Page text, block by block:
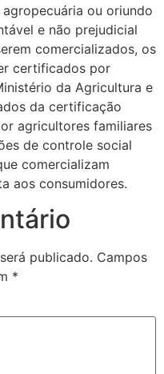
ou oriundo
e não prejudicial
comercializados, os
certificados por
da Agricultura e
da certificação
agricultores familiares
de controle social
comercializam
aos consumidores.
publicado. Campos
*